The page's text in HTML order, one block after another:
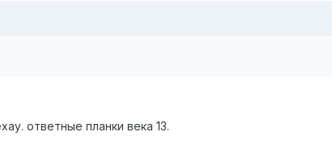
ответные планки века 13.